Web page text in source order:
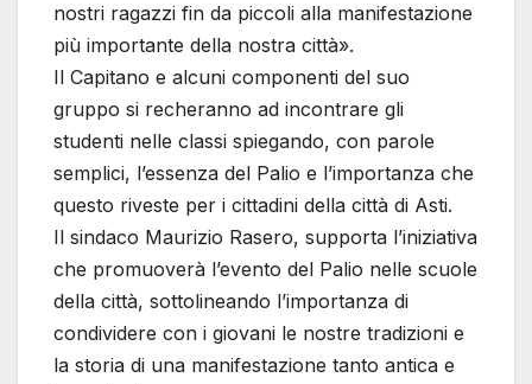
nostri ragazzi fin da piccoli alla manifestazione
più importante della nostra città».
Il Capitano e alcuni componenti del suo
gruppo si recheranno ad incontrare gli
studenti nelle classi spiegando, con parole
semplici, l’essenza del Palio e l’importanza che
questo riveste per i cittadini della città di Asti.
Il sindaco Maurizio Rasero, supporta l’iniziativa
che promuoverà l’evento del Palio nelle scuole
della città, sottolineando l’importanza di
condividere con i giovani le nostre tradizioni e
la storia di una manifestazione tanto antica e